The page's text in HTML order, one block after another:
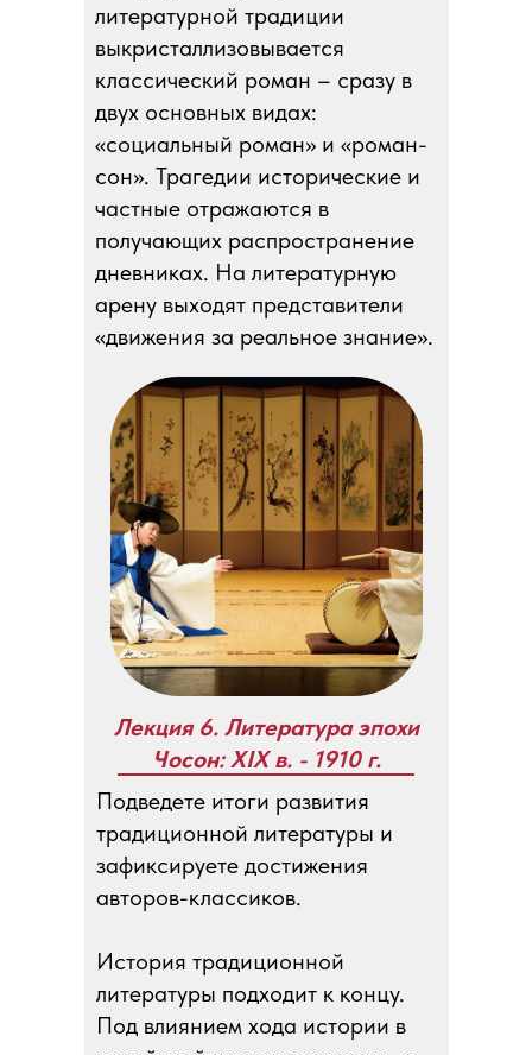
Подведете итоги развития
традиционной литературы и
зафиксируете достижения
авторов-классиков.
История традиционной
литературы подходит к концу.
Под влиянием хода истории в
Лекция 6. Литература эпохи
Чосон: XIX в. - 1910 г.
литературной традиции
выкристаллизовывается
классический роман – сразу в
двух основных видах:
«социальный роман» и «роман-
сон». Трагедии исторические и
частные отражаются в
получающих распространение
дневниках. На литературную
арену выходят представители
«движения за реальное знание».